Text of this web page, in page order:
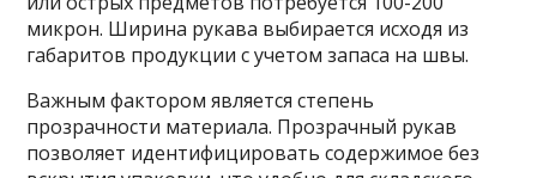
микрон. Ширина рукава выбирается исходя из
габаритов продукции с учетом запаса на швы.
Важным фактором является степень
прозрачности материала. Прозрачный рукав
позволяет идентифицировать содержимое без